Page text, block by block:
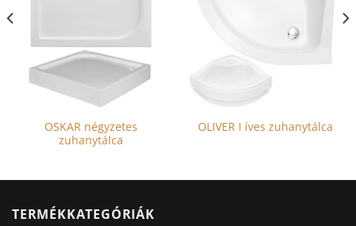
OSKAR négyzetes
zuhanytálca
OLIVER I íves zuhanytálca
TERMÉKKATEGÓRIÁK